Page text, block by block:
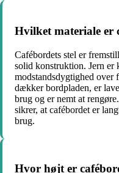
Hvilket materiale er
Cafébordets stel er
solid konstruktion. Jern er
modstandsdygtighed
dækker bordpladen, er
brug og er nemt at
sikrer, at cafébordet er
brug.
Hvor højt er